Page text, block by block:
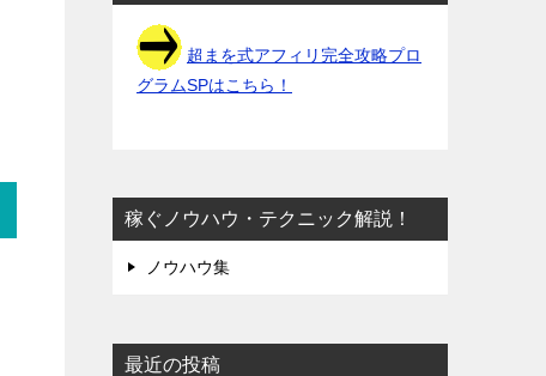
超まを式アフィリ完全攻略プロ
グラムSPはこちら！
稼ぐノウハウ・テクニック解説！
ノウハウ集
最近の投稿